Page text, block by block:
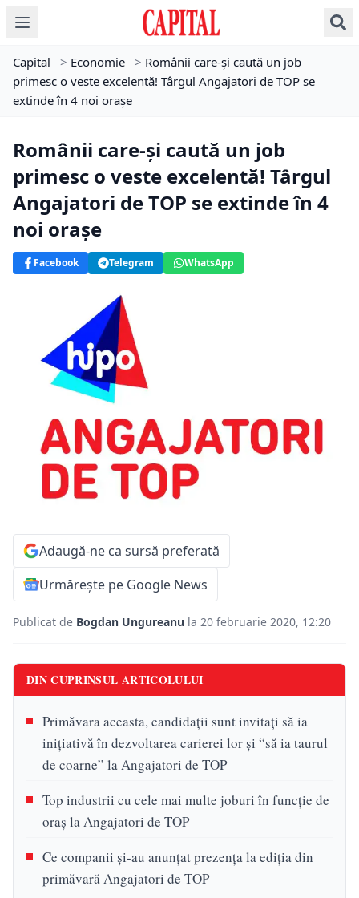
Capital > Economie > Românii care-şi caută un job
primesc o veste excelentă! Târgul Angajatori de TOP se
extinde în 4 noi oraşe
Românii care-şi caută un job
primesc o veste excelentă! Târgul
Angajatori de TOP se extinde în 4
noi oraşe
Facebook Telegram WhatsApp
Adaugă-ne ca sursă preferată
Urmărește pe Google News
Publicat de Bogdan Ungureanu la 20 februarie 2020, 12:20
DIN CUPRINSUL ARTICOLULUI
Primăvara aceasta, candidații sunt invitați să ia
inițiativă în dezvoltarea carierei lor și “să ia taurul
de coarne” la Angajatori de TOP
Top industrii cu cele mai multe joburi în funcție de
oraș la Angajatori de TOP
Ce companii și-au anunțat prezența la ediția din
primăvară Angajatori de TOP